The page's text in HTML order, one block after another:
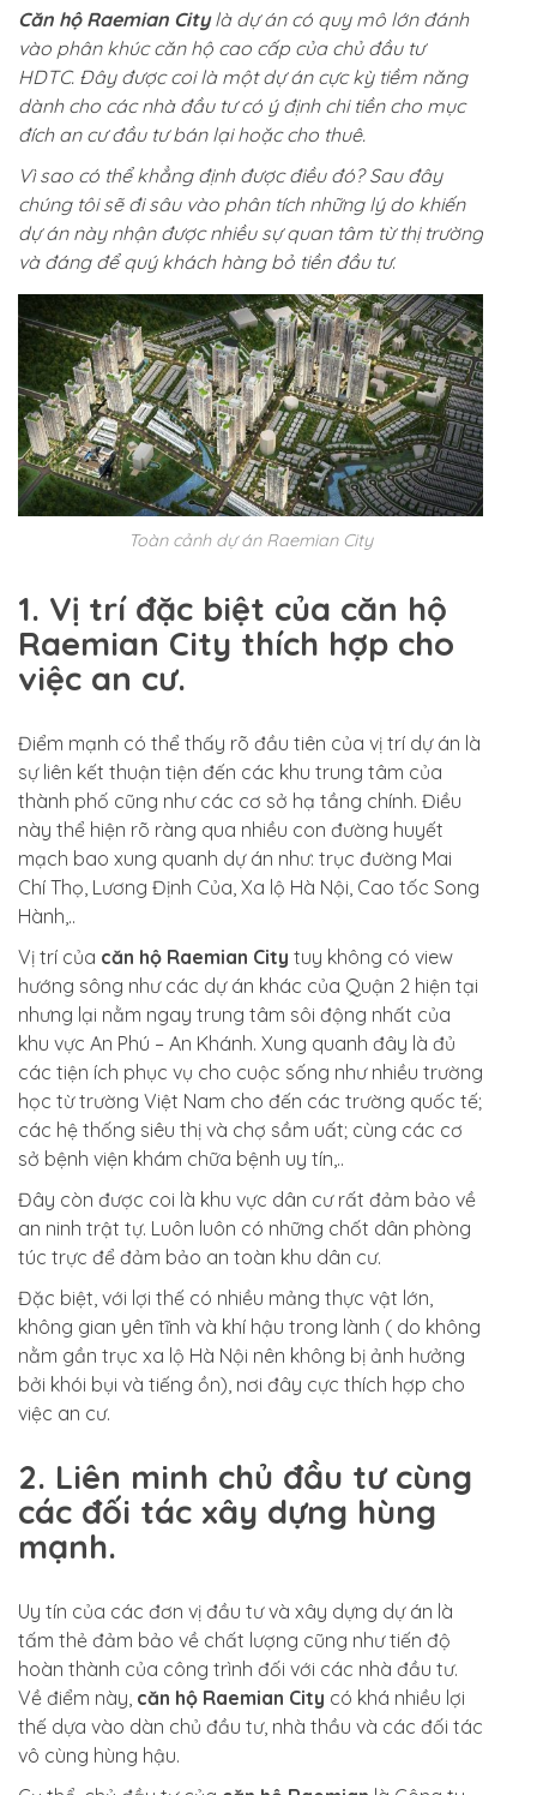
Căn hộ Raemian Citylà dự án có quy mô lớn đánh
vào phân khúc căn hộ cao cấp của chủ đầu tư
HDTC. Đây được coi là một dự án cực kỳ tiềm năng
dành cho các nhà đầu tư có ý định chi tiền cho mục
đích an cư đầu tư bán lại hoặc cho thuê.
Vì sao có thể khẳng định được điều đó? Sau đây
chúng tôi sẽ đi sâu vào phân tích những lý do khiến
dự án này nhận được nhiều sự quan tâm từ thị trường
và đáng để quý khách hàng bỏ tiền đầu tư.
Toàn cảnh dự án Raemian City
1. Vị trí đặc biệt của căn hộ
Raemian City thích hợp cho
việc an cư.
Điểm mạnh có thể thấy rõ đầu tiên của vị trí dự án là
sự liên kết thuận tiện đến các khu trung tâm của
thành phố cũng như các cơ sở hạ tầng chính. Điều
này thể hiện rõ ràng qua nhiều con đường huyết
mạch bao xung quanh dự án như: trục đường Mai
Chí Thọ, Lương Định Của, Xa lộ Hà Nội, Cao tốc Song
Hành,..
Vị trí của căn hộ Raemian City tuy không có view
hướng sông như các dự án khác của Quận 2 hiện tại
nhưng lại nằm ngay trung tâm sôi động nhất của
khu vực An Phú – An Khánh. Xung quanh đây là đủ
các tiện ích phục vụ cho cuộc sống như nhiều trường
học từ trường Việt Nam cho đến các trường quốc tế;
các hệ thống siêu thị và chợ sầm uất; cùng các cơ
sở bệnh viện khám chữa bệnh uy tín,..
Đây còn được coi là khu vực dân cư rất đảm bảo về
an ninh trật tự. Luôn luôn có những chốt dân phòng
túc trực để đảm bảo an toàn khu dân cư.
Đặc biệt, với lợi thế có nhiều mảng thực vật lớn,
không gian yên tĩnh và khí hậu trong lành ( do không
nằm gần trục xa lộ Hà Nội nên không bị ảnh hưởng
bởi khói bụi và tiếng ồn), nơi đây cực thích hợp cho
việc an cư.
2. Liên minh chủ đầu tư cùng
các đối tác xây dựng hùng
mạnh.
Uy tín của các đơn vị đầu tư và xây dựng dự án là
tấm thẻ đảm bảo về chất lượng cũng như tiến độ
hoàn thành của công trình đối với các nhà đầu tư.
Về điểm này, căn hộ Raemian City có khá nhiều lợi
thế dựa vào dàn chủ đầu tư, nhà thầu và các đối tác
vô cùng hùng hậu.